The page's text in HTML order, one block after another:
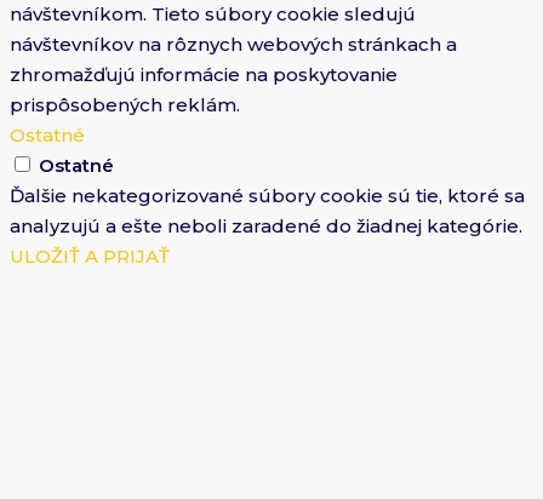
návštevníkom. Tieto súbory cookie sledujú
návštevníkov na rôznych webových stránkach a
zhromažďujú informácie na poskytovanie
prispôsobených reklám.
Ostatné
Ostatné
Ďalšie nekategorizované súbory cookie sú tie, ktoré sa
analyzujú a ešte neboli zaradené do žiadnej kategórie.
ULOŽIŤ A PRIJAŤ